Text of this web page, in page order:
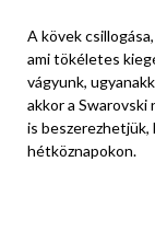
A kövek
ami tökéletes
vágyunk,
akkor a Swarovski
is beszerezhetjük,
hétköznapokon.